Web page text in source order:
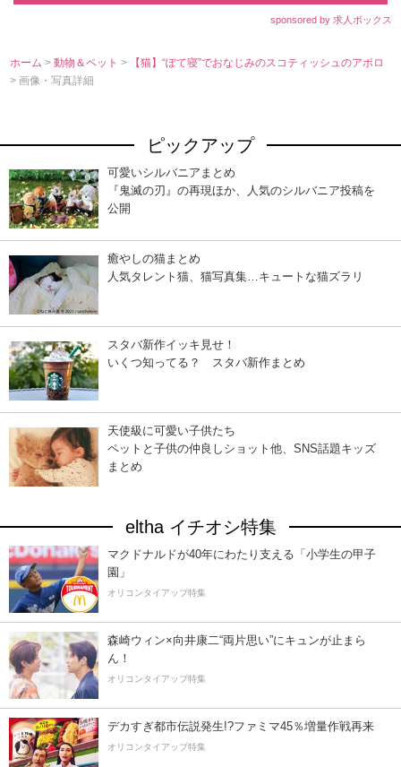
sponsored by 求人ボックス
ホーム >動物＆ペット>
【猫】“ぽて寝”でおなじみのスコティッシュのアポロ
> 画像・写真詳細
ピックアップ
可愛いシルバニアまとめ
『鬼滅の刃』の再現ほか、人気のシルバニア投稿を
公開
癒やしの猫まとめ
人気タレント猫、猫写真集…キュートな猫ズラリ
スタバ新作イッキ見せ！
いくつ知ってる？ スタバ新作まとめ
天使級に可愛い子供たち
ペットと子供の仲良しショット他、SNS話題キッズ
まとめ
eltha イチオシ特集
マクドナルドが40年にわたり支える「小学生の甲子
園」
オリコンタイアップ特集
森崎ウィン×向井康二“両片思い”にキュンが止まら
ん！
オリコンタイアップ特集
デカすぎ都市伝説発生!?ファミマ45％増量作戦再来
オリコンタイアップ特集